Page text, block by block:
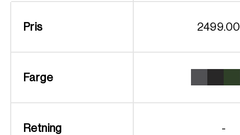
Pris 2499.00
Farge
Retning -